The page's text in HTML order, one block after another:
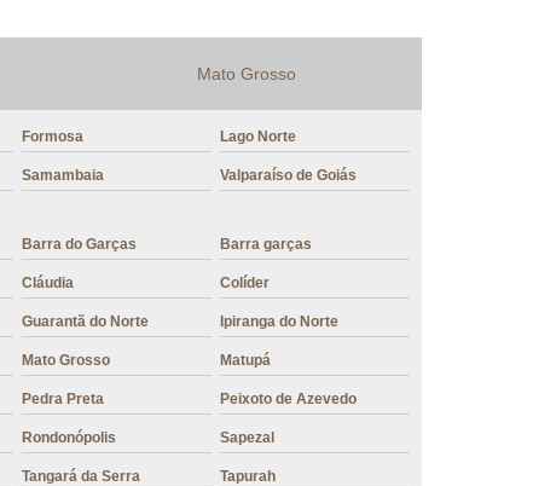
Mistura para Fazer Cappuccino
Mistura Pronta para Cappuccino
Mato Grosso
Formosa Lago Norte
Samambaia Valparaíso de Goiás
Barra do Garças Barra garças
Cláudia Colíder
Guarantã do Norte Ipiranga do Norte
Mato Grosso Matupá
Pedra Preta Peixoto de Azevedo
Rondonópolis Sapezal
Tangará da Serra Tapurah